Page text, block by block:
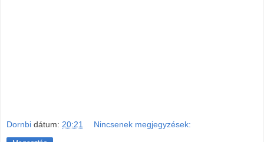
Dornbi dátum: 20:21 Nincsenek megjegyzések: